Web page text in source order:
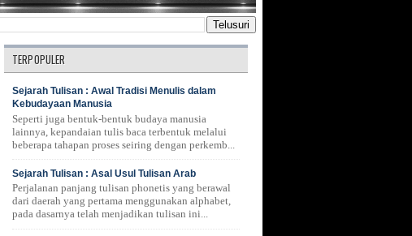
TERPOPULER
Sejarah Tulisan : Awal Tradisi Menulis dalam
Kebudayaan Manusia
Seperti juga bentuk-bentuk budaya manusia
lainnya, kepandaian tulis baca terbentuk melalui
beberapa tahapan proses seiring dengan perkemb...
Sejarah Tulisan : Asal Usul Tulisan Arab
Perjalanan panjang tulisan phonetis yang berawal
dari daerah yang pertama menggunakan alphabet,
pada dasarnya telah menjadikan tulisan ini...